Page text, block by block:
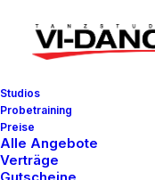
Studios
Probetraining
Preise
Alle Angebote
Verträge